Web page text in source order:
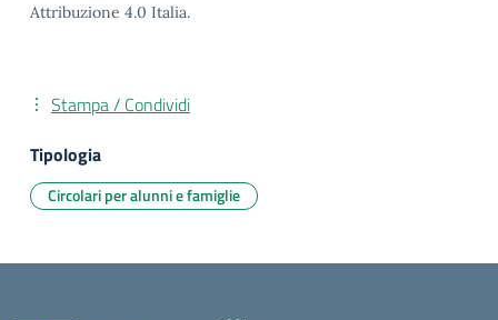
Attribuzione 4.0 Italia.
Stampa / Condividi
Tipologia
Circolari per alunni e famiglie